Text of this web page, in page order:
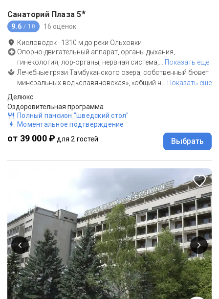
Санаторий Плаза 5★
9.6 / 10 16 оценок
Кисловодск · 1310 м до реки Ольховки
Опорно-двигательный аппарат, органы дыхания,
гинекология, лор-органы, нервная система,… Показать еще
Лечебные грязи Тамбуканского озера, собственный бювет
минеральных вод «славяновская», «общий н… Показать еще
Делюкс
Оздоровительная программа
Полный пансион "шведский стол"
Моментальное подтверждение
от 39 000 ₽ для 2 гостей Выбрать